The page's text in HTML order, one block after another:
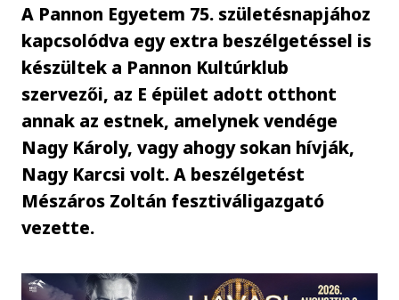
A Pannon Egyetem 75. születésnapjához
kapcsolódva egy extra beszélgetéssel is
készültek a Pannon Kultúrklub
szervezői, az E épület adott otthont
annak az estnek, amelynek vendége
Nagy Károly, vagy ahogy sokan hívják,
Nagy Karcsi volt. A beszélgetést
Mészáros Zoltán fesztiváligazgató
vezette.